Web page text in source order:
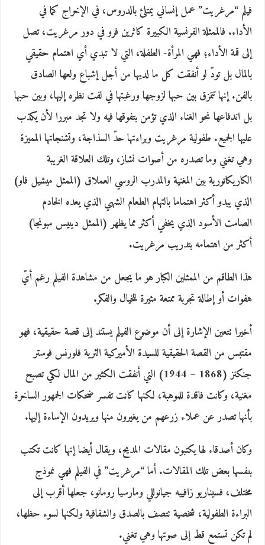
فيلم “مرغريت” عمل إنساني يمتلئ بالدروس، في الإخراج كما في
الأداء. فالممثلة الفرنسية الكبيرة كاثرين فرو في دور مرغريت، تصل
إلى قمة الأداء؛ فهي المرأة- الطفلة، التي لا تبدي أي اهتمام حقيقي
بالمال بل تودّ لو أنفقت كل ما لديها من أجل إشباع ولعها الصادق
بالفن. إنها تتمزق بين حبها لزوجها ورغبتها في لفت نظره إليها، وبين حبها
بل اندفاعها نحو الغناء الذي تؤمن بتفوقها فيه ولا تجد مبررا لأن يكذب
عليها الجميع. طفولية مرغريت وبراءتها حدّ السذاجة، وتشنجاتها المميزة
وهي تغني وما تصدره من أصوات نشاز، وتلك العلاقة الغريبة
الكاريكاتورية بين المغنية والمدرب الروسي العملاق (الممثل ميشيل فاو)
الذي يبدو أكثر اهتماما بالتهام الطعام الشهي الذي يعده الخادم
الصامت الأسود الذي يخفي أكثر مما يظهر (الممثل دينيس مبونجا)
أكثر من اهتمامه بتدريب مرغريت.
هذا الطاقم من الممثلين الكبار هو ما يجعل من مشاهدة الفيلم رغم أيّ
هفوات أو إطالة تجربة ممتعة مثيرة للخيال والفكر.
أخيرا تتعين الإشارة إلى أن موضوع الفيلم يستند إلى قصة حقيقية، فهو
مقتبس من القصة الحقيقية للسيدة الأميركية الثرية فلورنس فوستر
جنكنز (1868 – 1944) التي أنفقت الكثير من المال لكي تصبح
مغنية، وكانت فاقدة للموهبة، لكنها كانت تفسر ضحكات الجمهور الساخرة
بأنها تصدر عن عملاء زرعهم من يغيرون منها ويريدون الإساءة إليها.
وكان أصدقاء لها يكتبون مقالات المديح، ويقال أيضا إنها كانت تكتب
بنفسها بعض تلك المقالات. أما “مرغريت” في الفيلم فهي نموذج
مختلف، فسيناريو زافييه جيانوللي ومارسيا رومانو، جعلها أقرب إلى
البراءة الطفولية، شخصية تتصف بالصدق والشفافية ولكنها لسوء حظها،
لم تكن تستمع قط إلى صوتها وهي تغني.